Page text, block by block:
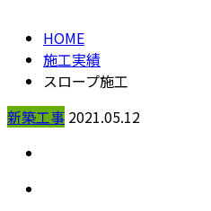
HOME
施工実績
スロープ施工
新築工事 2021.05.12